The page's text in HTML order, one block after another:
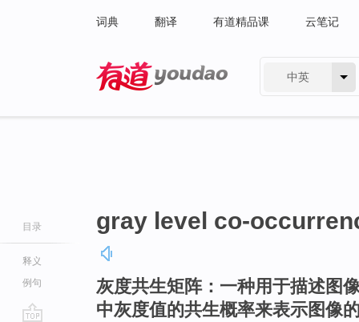
词典 翻译 有道精品课 云笔记
中英
目录
释义
例句
gray level co-
灰度共生矩阵：一种用于描述图
中灰度值的共生概率来表示图像